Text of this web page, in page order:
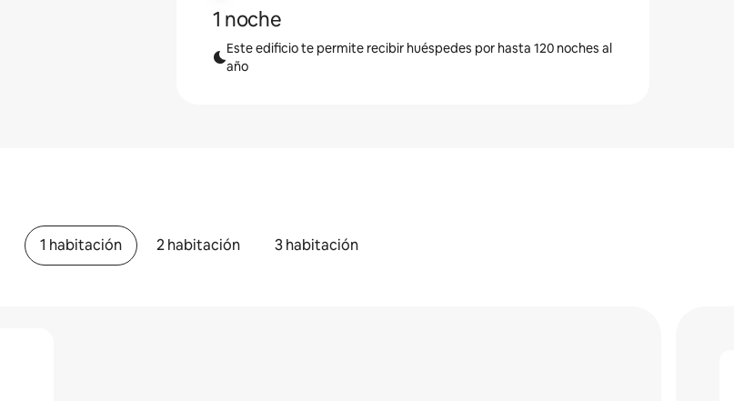
1 noche
Este edificio te permite recibir huéspedes por hasta 120 noches al
año
1 habitación 2 habitación 3 habitación